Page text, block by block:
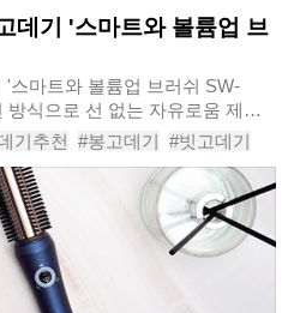
데기 '스마트와 볼륨업 브
스마트와 볼륨업 브러쉬 SW-
방식으로 선 없는 자유로움 제공
고데기 SW-1180ST’를 신규 출
륨업 브러쉬 ..
기추천 #봉고데기 #빗고데기
#헤어고데기 #고데기추천